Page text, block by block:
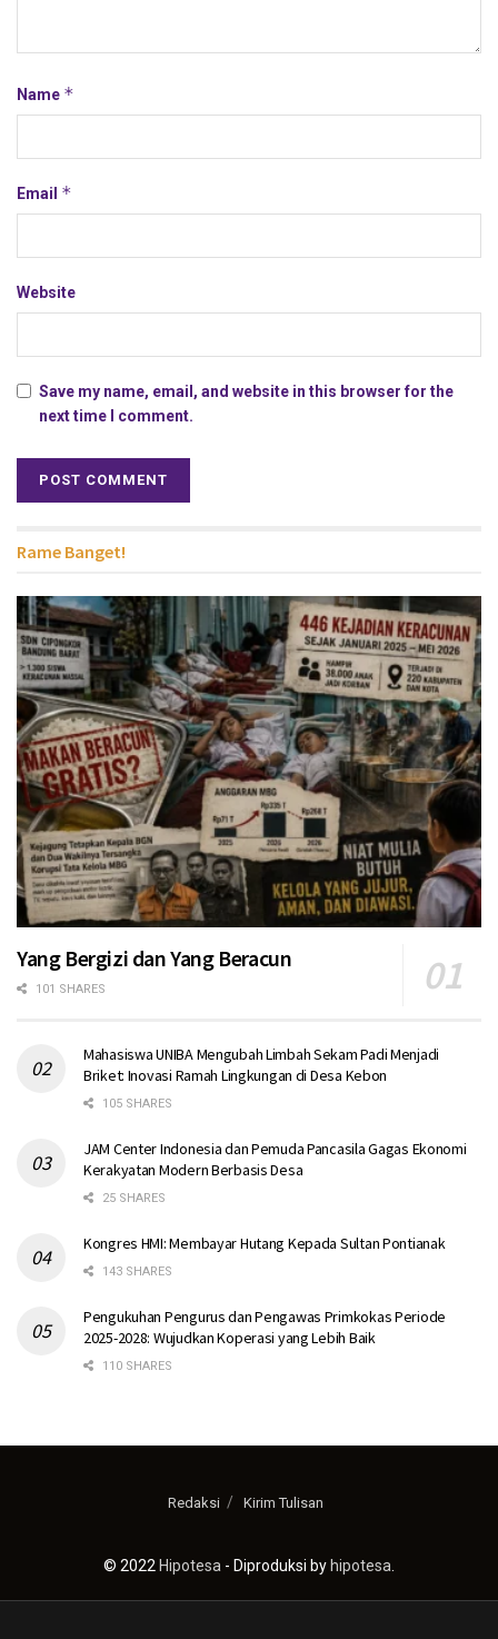
Name *
Email *
Website
Save my name, email, and website in this browser for the
next time I comment.
Rame Banget!
Yang Bergizi dan Yang Beracun
101 SHARES
Mahasiswa UNIBA Mengubah Limbah Sekam Padi Menjadi
Briket: Inovasi Ramah Lingkungan di Desa Kebon
105 SHARES
JAM Center Indonesia dan Pemuda Pancasila Gagas Ekonomi
Kerakyatan Modern Berbasis Desa
25 SHARES
Kongres HMI: Membayar Hutang Kepada Sultan Pontianak
143 SHARES
Pengukuhan Pengurus dan Pengawas Primkokas Periode
2025-2028: Wujudkan Koperasi yang Lebih Baik
110 SHARES
Redaksi Kirim Tulisan
© 2022 Hipotesa - Diproduksi by hipotesa.